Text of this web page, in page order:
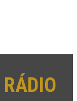
RÁDIO